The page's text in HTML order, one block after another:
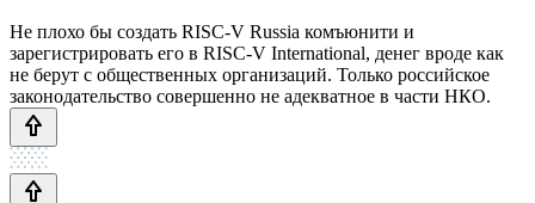
Не плохо бы создать RISC-V Russia комъюнити и
зарегистрировать его в RISC-V International, денег вроде как
не берут с общественных организаций. Только российское
законодательство совершенно не адекватное в части НКО.